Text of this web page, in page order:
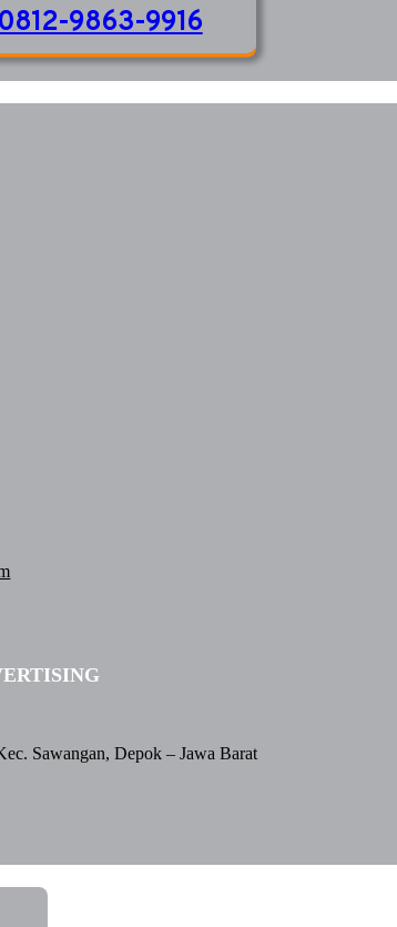
0812-9863-9916
Sawangan, Depok – Jawa Barat